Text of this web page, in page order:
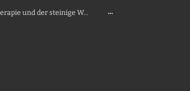
Therapie und der steinige Weg